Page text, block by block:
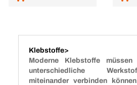
Klebstoffe>
Moderne Klebstoffe müssen
unterschiedliche
miteinander verbinden